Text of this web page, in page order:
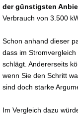
der günstigsten
Verbrauch von 3.500
Schon anhand dieser
dass im Stromvergleich
schlägt. Andererseits
wenn Sie den Schritt
sind doch starke
Im Vergleich dazu